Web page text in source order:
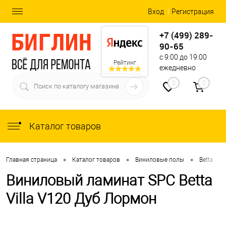
Вход Регистрация
Рейтинг
+7 (499) 289-
90-65
с 9:00 до 19:00
ежедневно
0 0
Каталог товаров
Главная страница • Каталог товаров • Виниловые полы • Betta
Виниловый ламинат SPC Betta
Villa V120 Дуб Лормон